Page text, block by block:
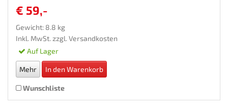
€ 59,-
Gewicht: 8.8 kg
Inkl. MwSt. zzgl. Versandkosten
Auf Lager
Mehr In den Warenkorb
Wunschliste